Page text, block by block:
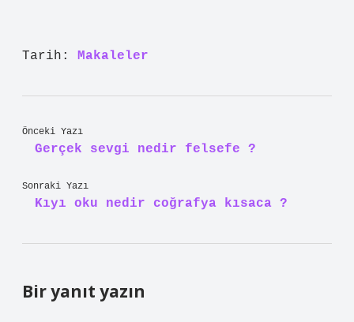
Tarih: Makaleler
Önceki Yazı
Gerçek sevgi nedir felsefe ?
Sonraki Yazı
Kıyı oku nedir coğrafya kısaca ?
Bir yanıt yazın